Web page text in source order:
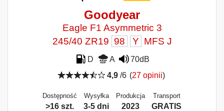
Goodyear
Eagle F1 Asymmetric 3
245/40 ZR19 98 Y MFS J
D A
70dB
4,9/6 (27 opinii)
Dostępność
>16 szt.
Wysyłka
3-5 dni
Produkcja
2023
Transport
GRATIS